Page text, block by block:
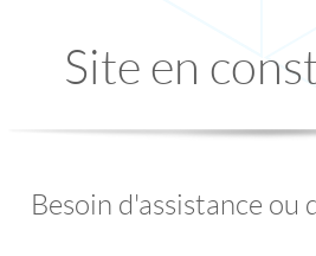
Site en
Besoin d'assistance ou